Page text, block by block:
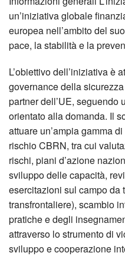
un’iniziativa globale
europea nell’ambito del
pace, la stabilità e la
L’obiettivo dell’iniziativa è
governance della
partner dell’UE, seguendo
orientato alla domanda. Il
attuare un’ampia gamma
rischio CBRN, tra cui
rischi, piani d’azione
sviluppo delle capacità,
esercitazioni sul campo da
transfrontaliere), scambio
pratiche e degli
attraverso lo strumento di
sviluppo e cooperazione